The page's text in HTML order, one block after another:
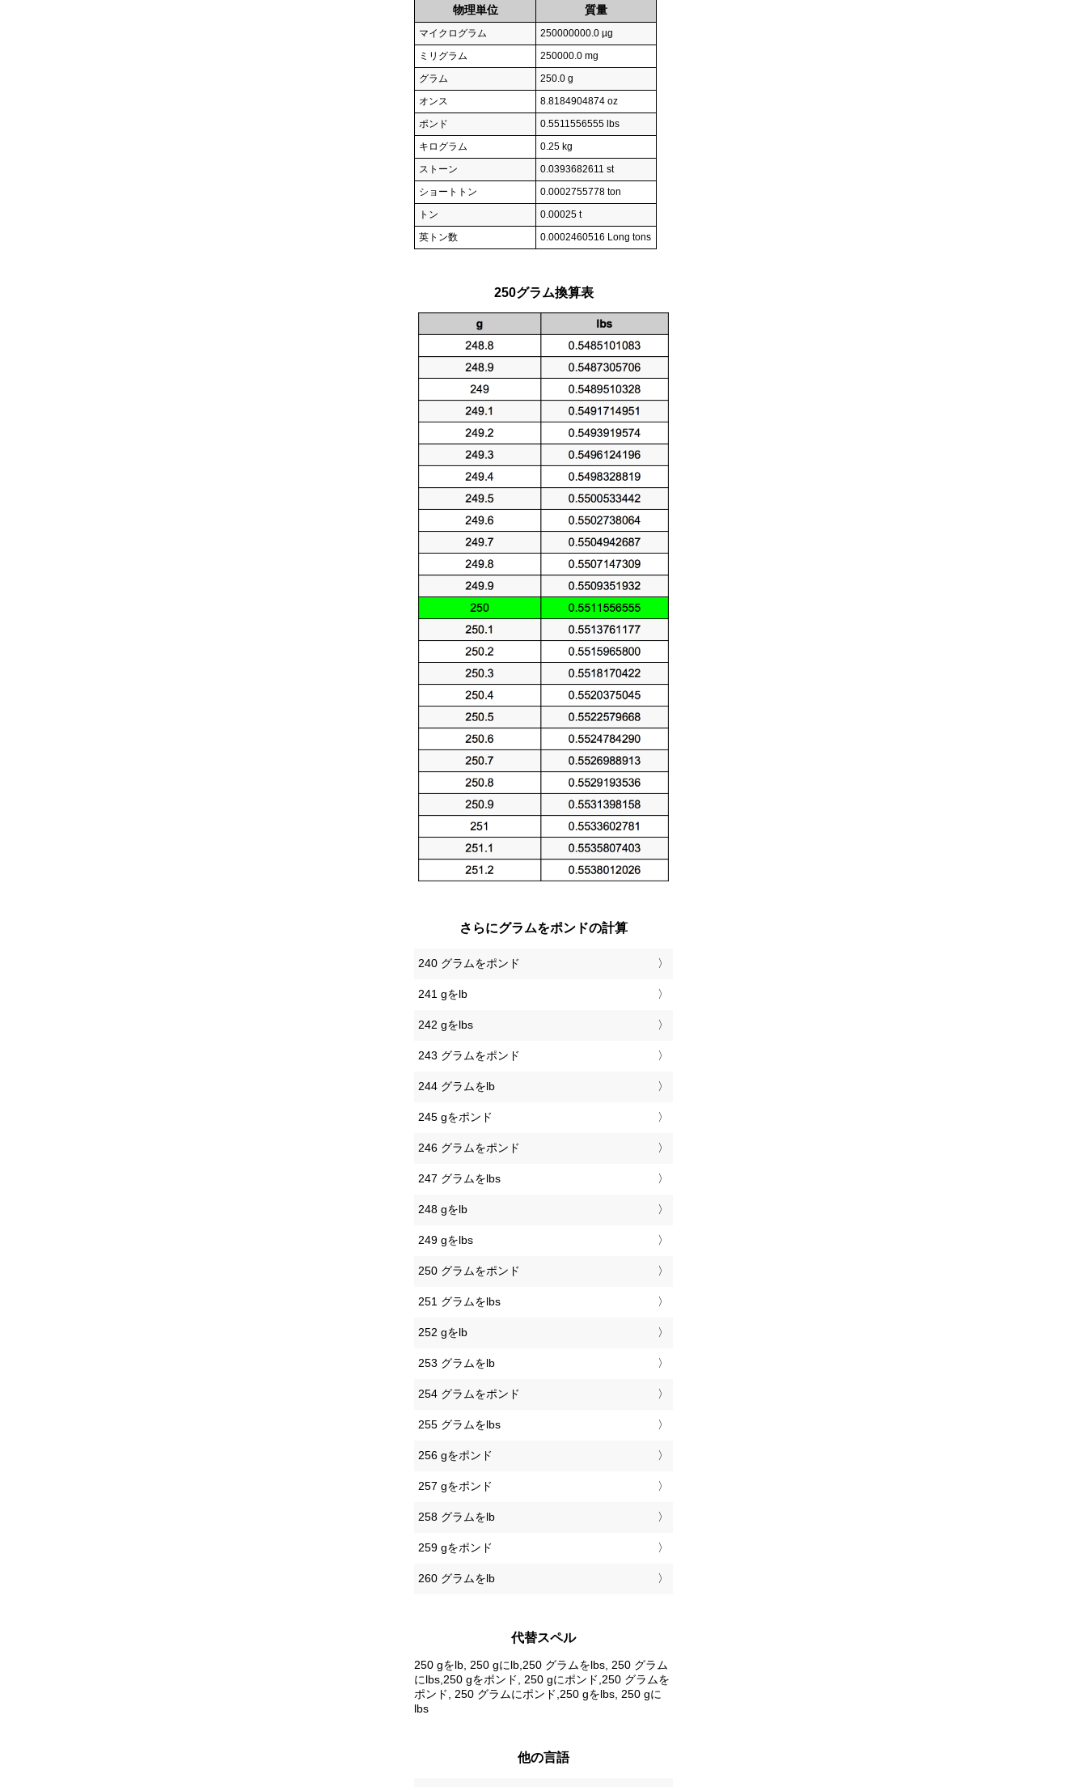
物理単位 質量
マイクログラム
250000000.0 µg
ミリグラム
250000.0 mg
グラム
250.0 g
オンス
8.8184904874 oz
ポンド
0.5511556555 lbs
キログラム
0.25 kg
ストーン
0.0393682611 st
ショートトン
0.0002755778 ton
トン
0.00025 t
英トン数
0.0002460516 Long tons
250グラム換算表
さらにグラムをポンドの計算
240 グラムをポンド
241 gをlb
242 gをlbs
243 グラムをポンド
244 グラムをlb
245 gをポンド
246 グラムをポンド
247 グラムをlbs
248 gをlb
249 gをlbs
250 グラムをポンド
251 グラムをlbs
252 gをlb
253 グラムをlb
254 グラムをポンド
255 グラムをlbs
256 gをポンド
257 gをポンド
258 グラムをlb
259 gをポンド
260 グラムをlb
代替スペル
250 gをlb, 250 gにlb,250 グラムをlbs, 250 グラム
にlbs,250 gをポンド, 250 gにポンド,250 グラムを
ポンド, 250 グラムにポンド,250 gをlbs, 250 gに
lbs
他の言語